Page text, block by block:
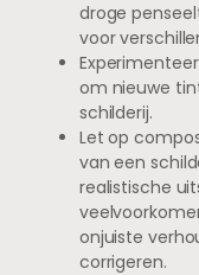
droge
voor
om nieuwe
schilderij.
Let op
van een
realistische
onjuiste
corrigeren.